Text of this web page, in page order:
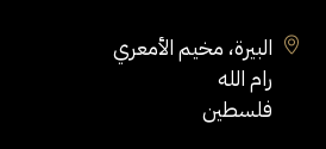
البيرة، مخيم الأمعري
رام الله
فلسطين